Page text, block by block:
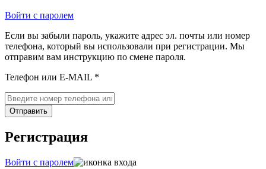
Войти с паролем
Если вы забыли пароль, укажите адрес эл. почты или номер
телефона, который вы использовали при регистрации. Мы
отправим вам инструкцию по смене пароля.
Телефон или E-MAIL *
Отправить
Регистрация
Войти с паролем